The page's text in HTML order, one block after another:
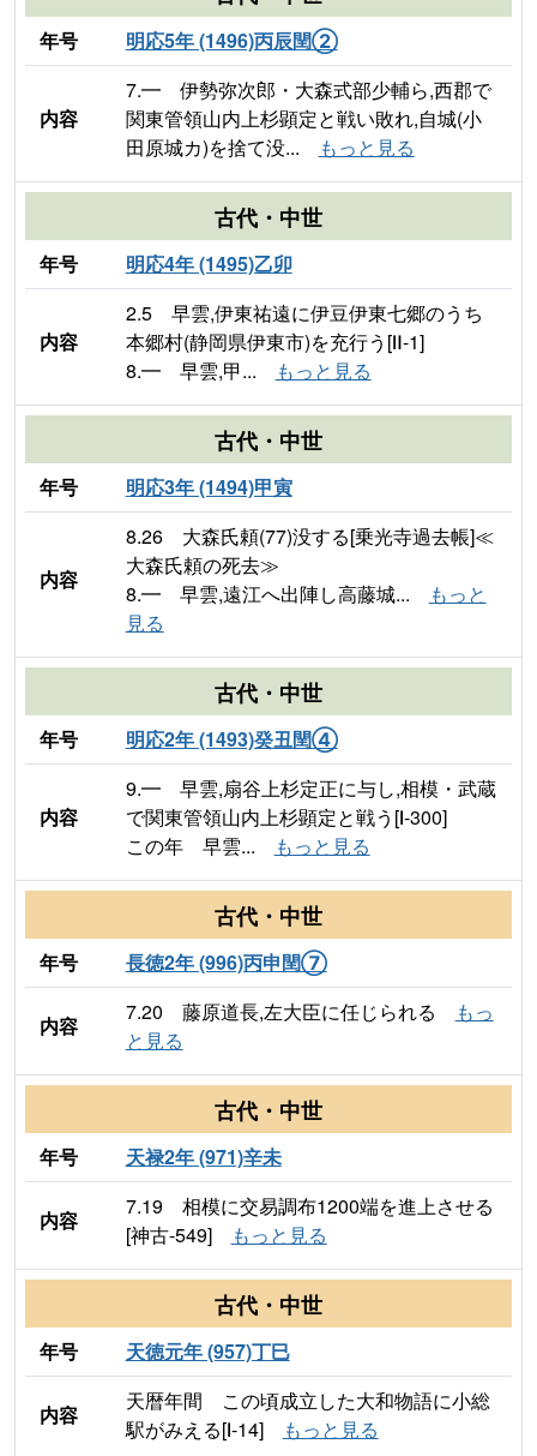
年号 明応5年 (1496)丙辰閏②
内容
7.━ 伊勢弥次郎・大森式部少輔ら,西郡で
関東管領山内上杉顕定と戦い敗れ,自城(小
田原城カ)を捨て没...
もっと見る
古代・中世
年号 明応4年 (1495)乙卯
内容
2.5 早雲,伊東祐遠に伊豆伊東七郷のうち
本郷村(静岡県伊東市)を充行う[Ⅱ-1]
8.━ 早雲,甲...
もっと見る
古代・中世
年号 明応3年 (1494)甲寅
内容
8.26 大森氏頼(77)没する[乗光寺過去帳]≪
大森氏頼の死去≫
8.━ 早雲,遠江へ出陣し高藤城...
もっと
見る
古代・中世
年号 明応2年 (1493)癸丑閏④
内容
9.━ 早雲,扇谷上杉定正に与し,相模・武蔵
で関東管領山内上杉顕定と戦う[Ⅰ-300]
この年 早雲...
もっと見る
古代・中世
年号 長徳2年 (996)丙申閏⑦
内容
7.20 藤原道長,左大臣に任じられる
もっ
と見る
古代・中世
年号 天禄2年 (971)辛未
内容
7.19 相模に交易調布1200端を進上させる
[神古-549]
もっと見る
古代・中世
年号 天徳元年 (957)丁巳
内容
天暦年間 この頃成立した大和物語に小総
駅がみえる[Ⅰ-14]
もっと見る